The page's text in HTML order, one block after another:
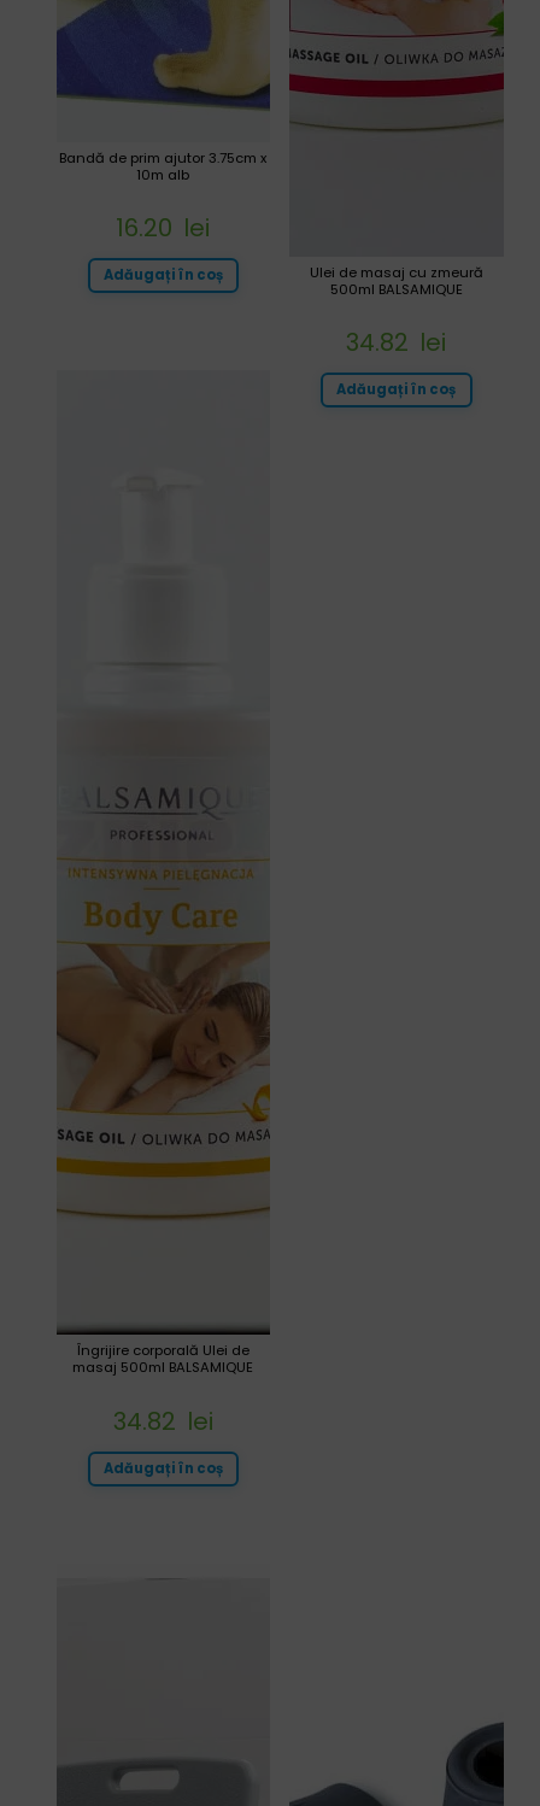
Ulei de masaj cu zmeură
500ml BALSAMIQUE
34.82 lei
Adăugați în coș
Bandă de prim ajutor 3.75cm x
10m alb
16.20 lei
Adăugați în coș
Îngrijire corporală Ulei de
masaj 500ml BALSAMIQUE
34.82 lei
Adăugați în coș